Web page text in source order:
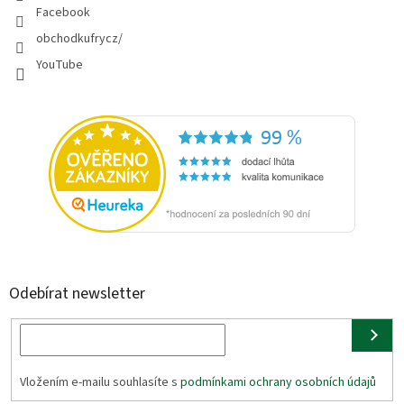
Facebook
obchodkufrycz/
YouTube
Odebírat newsletter
Vložením e-mailu souhlasíte s podmínkami ochrany osobních údajů